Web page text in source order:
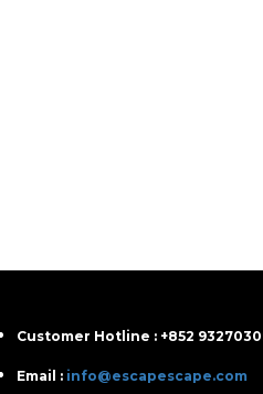
Customer Hotline : +852
Email : info@escapescape.com